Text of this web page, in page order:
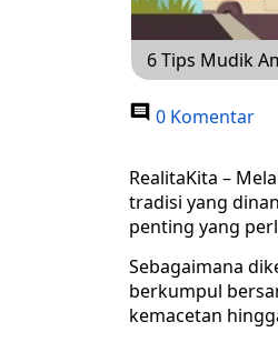
6 Tips Mudik
0 Komentar
RealitaKita –
tradisi yang
penting yang
Sebagaimana
berkumpul
kemacetan